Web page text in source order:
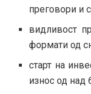
преговори и
видливост
формати од
старт на
износ од над